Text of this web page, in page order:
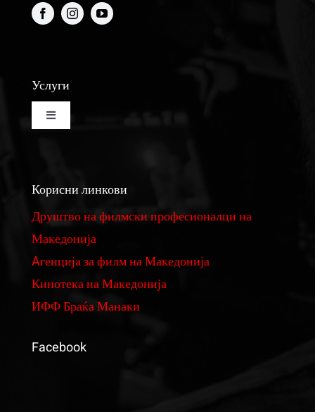
Услуги
Toggle
Navigation
Изнајмување на студио за монтажа и колор
Реквизити
Филмови
Корисни линкови
Друштво на филмски професионалци на
Македонија
Aгенција за филм на Македонија
Кинотека на Македонија
ИФФ Браќа Манаки
Facebook